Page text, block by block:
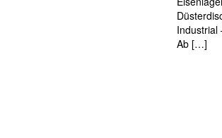
Industrial
Ab […]